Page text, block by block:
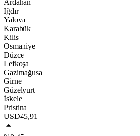
Ardahan
Iğdır
Yalova
Karabük
Kilis
Osmaniye
Düzce
Lefkoşa
Gazimağusa
Girne
Güzelyurt
İskele
Pristina
USD45,91